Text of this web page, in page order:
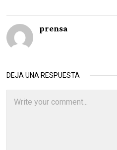
prensa
DEJA UNA RESPUESTA